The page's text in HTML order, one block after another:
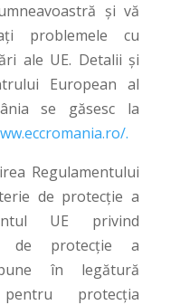
şi vă
problemele cu
ale UE. Detalii şi
European al
se găsesc la
.
Regulamentului
de protecţie a
UE privind
de protecție a
în legătură
protecția